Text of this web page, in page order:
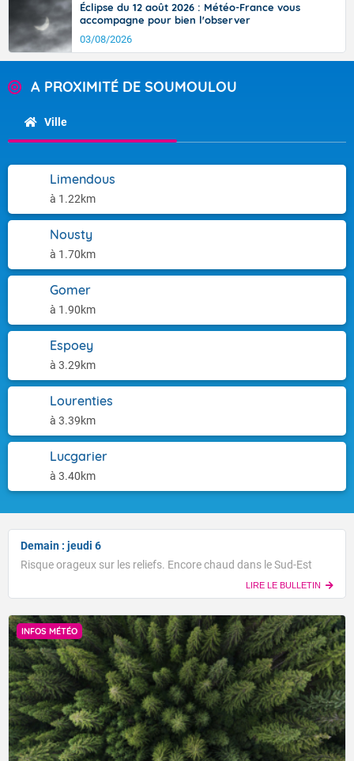
Éclipse du 12 août 2026 : Météo-France vous
accompagne pour bien l'observer
03/08/2026
A PROXIMITÉ DE SOUMOULOU
Ville
Limendous
à 1.22km
Nousty
à 1.70km
Gomer
à 1.90km
Espoey
à 3.29km
Lourenties
à 3.39km
Lucgarier
à 3.40km
Demain : jeudi 6
Risque orageux sur les reliefs. Encore chaud dans le Sud-Est
LIRE LE BULLETIN
INFOS MÉTÉO